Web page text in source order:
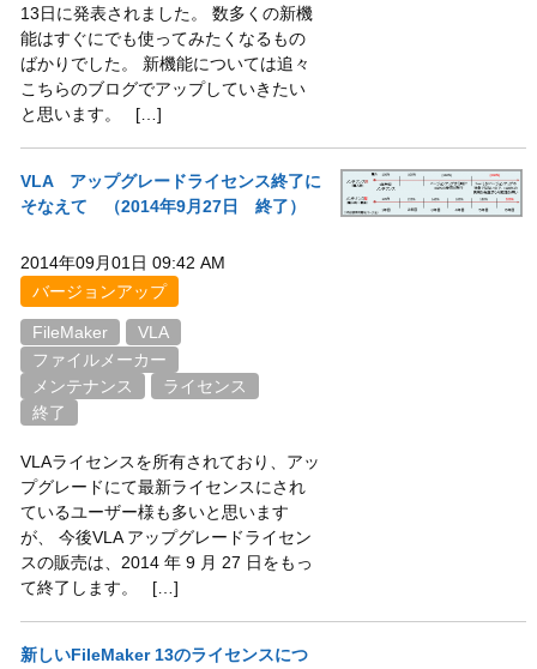
13日に発表されました。 数多くの新機
能はすぐにでも使ってみたくなるもの
ばかりでした。 新機能については追々
こちらのブログでアップしていきたい
と思います。 […]
VLA アップグレードライセンス終了に
そなえて （2014年9月27日 終了）
2014年09月01日 09:42 AM
バージョンアップ
FileMaker
VLA
ファイルメーカー
メンテナンス
ライセンス
終了
VLAライセンスを所有されており、アッ
プグレードにて最新ライセンスにされ
ているユーザー様も多いと思います
が、 今後VLA アップグレードライセン
スの販売は、2014 年 9 月 27 日をもっ
て終了します。 […]
新しいFileMaker 13のライセンスにつ